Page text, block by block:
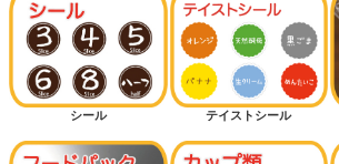
シール テイストシール